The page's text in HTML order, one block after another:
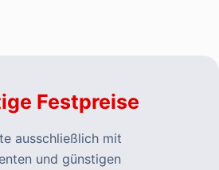
Festpreise
ausschließlich mit
und günstigen